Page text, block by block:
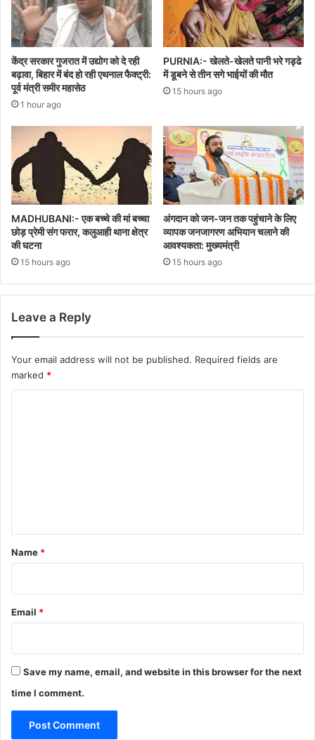
केंद्र सरकार गुजरात में उद्योग को दे रही
बढ़ावा, बिहार में बंद हो रही एथनाल फैक्ट्री:
पूर्व मंत्री समीर महासेठ
1 hour ago
PURNIA:- खेलते-खेलते पानी भरे गड्ढे
में डूबने से तीन सगे भाईयों की मौत
15 hours ago
MADHUBANI:- एक बच्चे की मां बच्चा
छोड़ प्रेमी संग फरार, कलुआही थाना क्षेत्र
की घटना
15 hours ago
अंगदान को जन-जन तक पहुंचाने के लिए
व्यापक जनजागरण अभियान चलाने की
आवश्यकता: मुख्यमंत्री
15 hours ago
Leave a Reply
Your email address will not be published. Required fields are
marked *
*
Name *
Email *
Save my name, email, and website in this browser for the next
time I comment.